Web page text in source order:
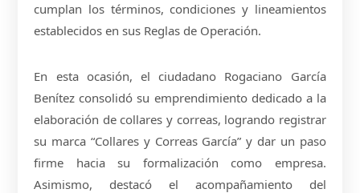
cumplan los términos, condiciones y lineamientos
establecidos en sus Reglas de Operación.
En esta ocasión, el ciudadano Rogaciano García
Benítez consolidó su emprendimiento dedicado a la
elaboración de collares y correas, logrando registrar
su marca “Collares y Correas García” y dar un paso
firme hacia su formalización como empresa.
Asimismo, destacó el acompañamiento del